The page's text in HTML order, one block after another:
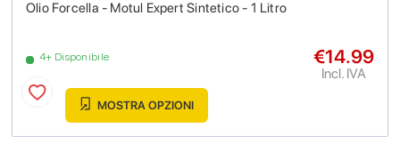
Olio Forcella - Motul Expert Sintetico - 1 Litro
4+ Disponibile €14.99
Incl. IVA
MOSTRA OPZIONI